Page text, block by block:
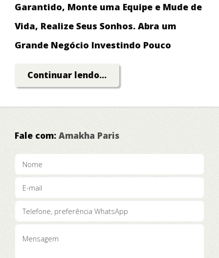
Garantido, Monte uma Equipe e Mude de
Vida, Realize Seus Sonhos. Abra um
Grande Negócio Investindo Pouco
Continuar lendo...
Fale com: Amakha Paris